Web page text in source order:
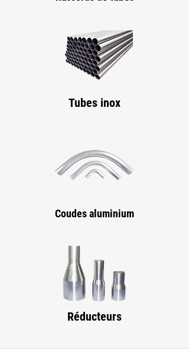
Tubes inox
Coudes aluminium
Réducteurs